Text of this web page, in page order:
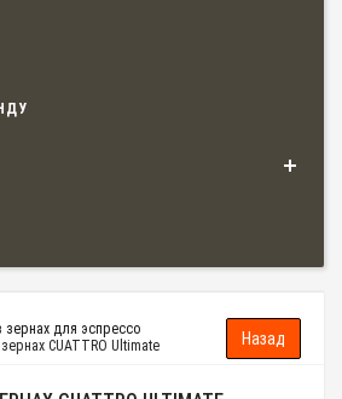
зернах для эспрессо
CUATTRO Ultimate